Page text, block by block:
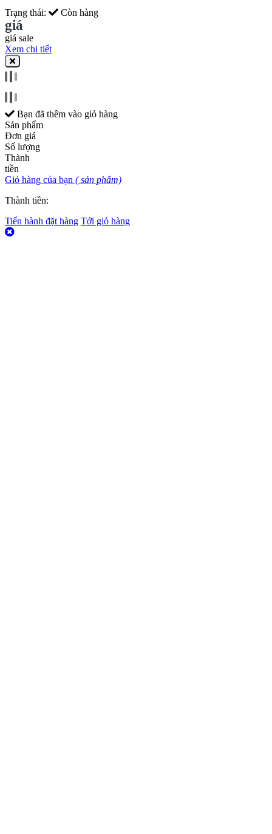
Trạng thái: Còn hàng
giá
giá sale
Xem chi tiết
Bạn đã thêm vào giỏ hàng
Sản phẩm
Đơn giá
Số lượng
Thành
tiền
Giỏ hàng của bạn (sản phẩm)
Thành tiền:
Tiến hành đặt hàng Tới giỏ hàng